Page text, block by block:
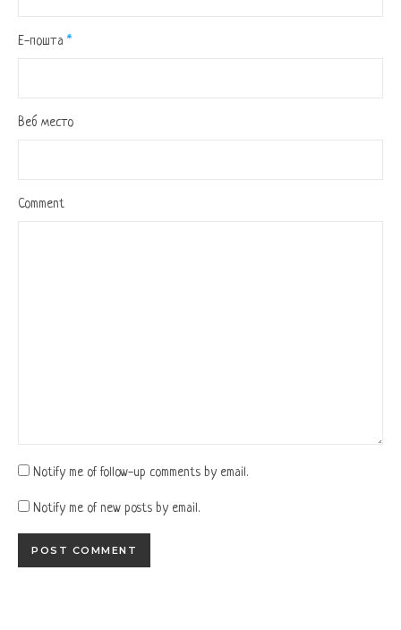
Е-пошта *
Веб место
Comment
Notify me of follow-up comments by email.
Notify me of new posts by email.